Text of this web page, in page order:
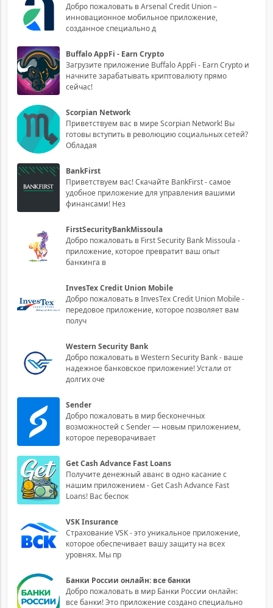
Добро пожаловать в Arsenal Credit Union –
инновационное мобильное приложение,
созданное специально д
Buffalo AppFi - Earn Crypto
Загрузите приложение Buffalo AppFi - Earn Crypto и
начните зарабатывать криптовалюту прямо
сейчас!
Scorpian Network
Приветствуем вас в мире Scorpian Network! Вы
готовы вступить в революцию социальных сетей?
Обладая
BankFirst
Приветствуем вас! Скачайте BankFirst - самое
удобное приложение для управления вашими
финансами! Нез
FirstSecurityBankMissoula
Добро пожаловать в First Security Bank Missoula -
приложение, которое превратит ваш опыт
банкинга в
InvesTex Credit Union Mobile
Добро пожаловать в InvesTex Credit Union Mobile -
передовое приложение, которое позволяет вам
получ
Western Security Bank
Добро пожаловать в Western Security Bank - ваше
надежное банковское приложение! Устали от
долгих оче
Sender
Добро пожаловать в мир бесконечных
возможностей с Sender — новым приложением,
которое переворачивает
Get Cash Advance Fast Loans
Получите денежный аванс в одно касание с
нашим приложением - Get Cash Advance Fast
Loans! Вас беспок
VSK Insurance
Страхование VSK - это уникальное приложение,
которое обеспечивает вашу защиту на всех
уровнях. Мы пр
Банки России онлайн: все банки
Добро пожаловать в мир Банки России онлайн:
все банки! Это приложение создано специально